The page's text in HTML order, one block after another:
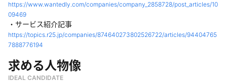
https://www.wantedly.com/companies/company_2858728/post_articles/10
09469
・サービス紹介記事
https://topics.r25.jp/companies/874640273802526722/articles/94404765
7888776194
求める人物像
IDEAL CANDIDATE